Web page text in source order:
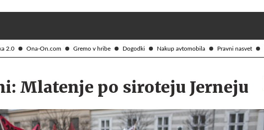
2.0 Ona-On.com Gremo v hribe Dogodki Nakup avtomobila Pravni nasvet
Mlatenje po siroteju Jerneju